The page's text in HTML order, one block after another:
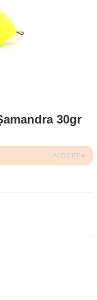
30gr
ACELE ET!🔥